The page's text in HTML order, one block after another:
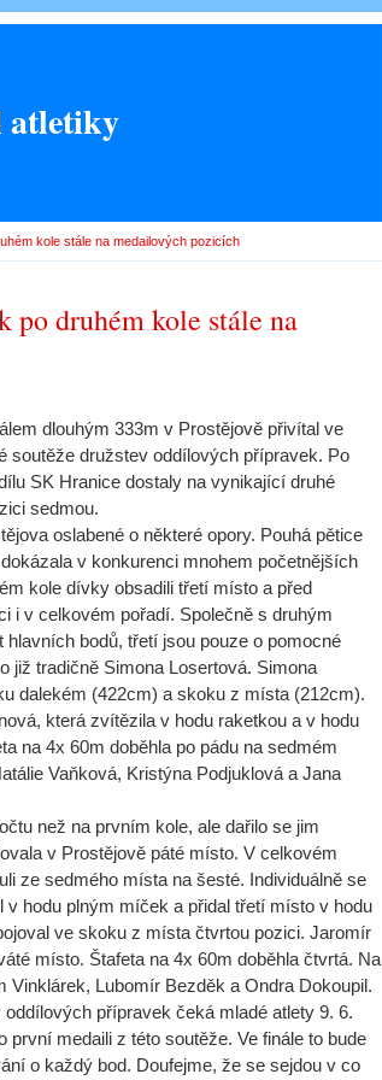
atletiky
kole stále na medailových pozicích
po druhém kole stále na
dlouhým 333m v Prostějově přivítal ve
soutěže družstev oddílových přípravek. Po
SK Hranice dostaly na vynikající druhé
sedmou.
oslabené o některé opory. Pouhá pětice
v konkurenci mnohem početnějších
kole dívky obsadili třetí místo a před
i v celkovém pořadí. Společně s druhým
bodů, třetí jsou pouze o pomocné
již tradičně Simona Losertová. Simona
dalekém (422cm) a skoku z místa (212cm).
která zvítězila v hodu raketkou a v hodu
na 4x 60m doběhla po pádu na sedmém
Vaňková, Kristýna Podjuklová a Jana
než na prvním kole, ale dařilo se jim
v Prostějově páté místo. V celkovém
ze sedmého místa na šesté. Individuálně se
hodu plným míček a přidal třetí místo v hodu
ve skoku z místa čtvrtou pozici. Jaromír
místo. Štafeta na 4x 60m doběhla čtvrtá. Na
Vinklárek, Lubomír Bezděk a Ondra Dokoupil.
přípravek čeká mladé atlety 9. 6.
medaili z této soutěže. Ve finále to bude
o každý bod. Doufejme, že se sejdou v co